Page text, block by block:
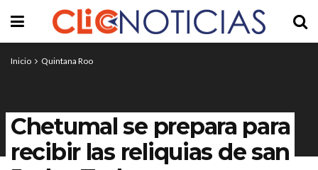
Inicio Quintana Roo
Chetumal se prepara para
recibir las reliquias de san